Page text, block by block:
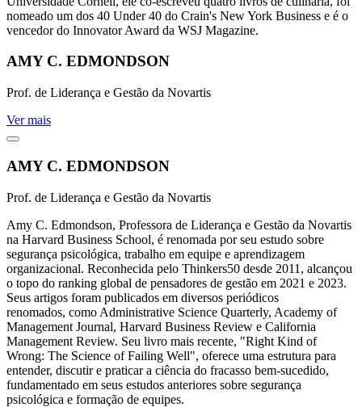
nomeado um dos 40 Under 40 do Crain's New York Business e é o
vencedor do Innovator Award da WSJ Magazine.
AMY C. EDMONDSON
Prof. de Liderança e Gestão da Novartis
Ver mais
AMY C. EDMONDSON
Prof. de Liderança e Gestão da Novartis
Amy C. Edmondson, Professora de Liderança e Gestão da Novartis
na Harvard Business School, é renomada por seu estudo sobre
segurança psicológica, trabalho em equipe e aprendizagem
organizacional. Reconhecida pelo Thinkers50 desde 2011, alcançou
o topo do ranking global de pensadores de gestão em 2021 e 2023.
Seus artigos foram publicados em diversos periódicos
renomados, como Administrative Science Quarterly, Academy of
Management Journal, Harvard Business Review e California
Management Review. Seu livro mais recente, "Right Kind of
Wrong: The Science of Failing Well", oferece uma estrutura para
entender, discutir e praticar a ciência do fracasso bem-sucedido,
fundamentado em seus estudos anteriores sobre segurança
psicológica e formação de equipes.